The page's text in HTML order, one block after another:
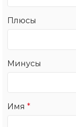
Плюсы
Минусы
Имя *